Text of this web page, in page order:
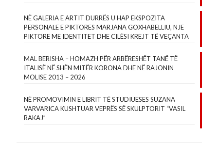
NË GALERIA E ARTIT DURRËS U HAP EKSPOZITA
PERSONALE E PIKTORES MARJANA GOXHABELLIU, NJË
PIKTORE ME IDENTITET DHE CILËSI KREJT TË VEÇANTA
MAL BERISHA – HOMAZH PËR ARBËRESHËT TANË TË
ITALISË NË SHËN MITËR KORONA DHE NË RAJONIN
MOLISE 2013 – 2026
NË PROMOVIMIN E LIBRIT TË STUDIUESES SUZANA
VARVARICA KUSHTUAR VEPRËS SË SKULPTORIT “VASIL
RAKAJ”